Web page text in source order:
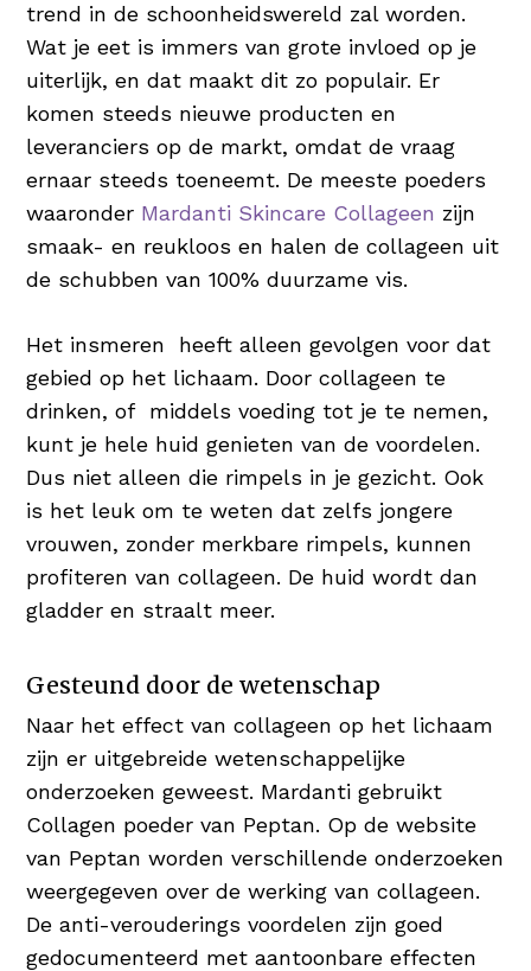
trend in de schoonheidswereld zal worden.
Wat je eet is immers van grote invloed op je
uiterlijk, en dat maakt dit zo populair. Er
komen steeds nieuwe producten en
leveranciers op de markt, omdat de vraag
ernaar steeds toeneemt. De meeste poeders
waaronder Mardanti Skincare Collageen zijn
smaak- en reukloos en halen de collageen uit
de schubben van 100% duurzame vis.
Het insmeren heeft alleen gevolgen voor dat
gebied op het lichaam. Door collageen te
drinken, of middels voeding tot je te nemen,
kunt je hele huid genieten van de voordelen.
Dus niet alleen die rimpels in je gezicht. Ook
is het leuk om te weten dat zelfs jongere
vrouwen, zonder merkbare rimpels, kunnen
profiteren van collageen. De huid wordt dan
gladder en straalt meer.
Gesteund door de wetenschap
Naar het effect van collageen op het lichaam
zijn er uitgebreide wetenschappelijke
onderzoeken geweest. Mardanti gebruikt
Collagen poeder van Peptan. Op de website
van Peptan worden verschillende onderzoeken
weergegeven over de werking van collageen.
De anti-verouderings voordelen zijn goed
gedocumenteerd met aantoonbare effecten